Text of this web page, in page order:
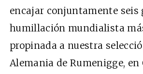
encajar conjuntamente seis
humillación mundialista
propinada a nuestra
Alemania de Rumenigge, en